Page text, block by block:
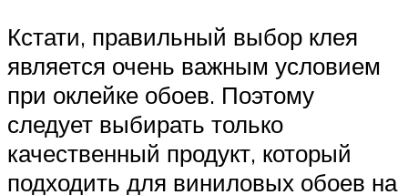
Кстати, правильный выбор клея
является очень важным условием
при оклейке обоев. Поэтому
следует выбирать только
качественный продукт, который
подходить для виниловых обоев на